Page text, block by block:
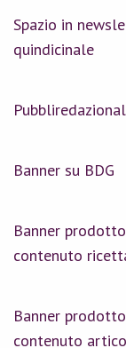
Spazio in
quindicinale
Banner su BDG
Banner
contenuto
Banner
contenuto